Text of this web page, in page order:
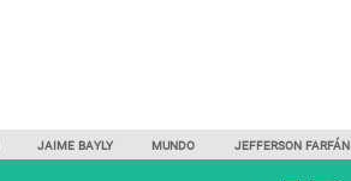
JAIME BAYLY MUNDO JEFFERSON FARFÁN